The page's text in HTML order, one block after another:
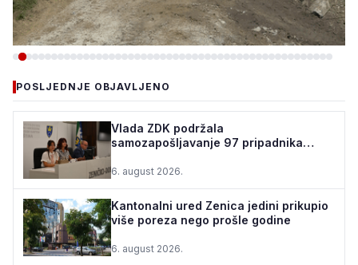
TEŠANJ I USORA OSIGURALI
160.000 POČETNIH ULAGANJA
ZA STADION „TOPOLIK“
5. august 2026.•160 pregleda
POSLJEDNJE OBJAVLJENO
Vlada ZDK podržala
samozapošljavanje 97 pripadnika
podrž...
6. august 2026.
Kantonalni ured Zenica jedini prikupio
više poreza nego prošle godine
6. august 2026.